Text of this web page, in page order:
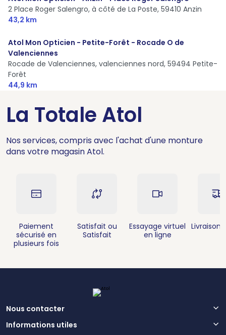
2 Place Roger Salengro, à côté de La Poste, 59410 Anzin
43,2 km
Atol Mon Opticien - Petite-Forêt - Rocade O de
Valenciennes
Rocade de Valenciennes, valenciennes nord, 59494 Petite-
Forêt
44,9 km
La Totale Atol
Nos services, compris avec l'achat d'une monture
dans votre magasin Atol.
Paiement
sécurisé en
plusieurs fois
Satisfait ou
Satisfait
Essayage virtuel
en ligne
Livraison
Nous contacter
Informations utiles